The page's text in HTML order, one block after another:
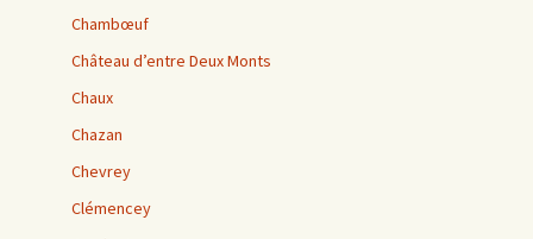
Chambœuf
Château d’entre Deux Monts
Chaux
Chazan
Chevrey
Clémencey